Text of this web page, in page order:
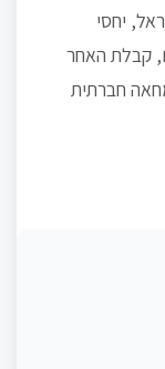
יחסי
קבלת האחר
חברתית